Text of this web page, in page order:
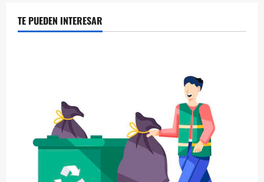
TE PUEDEN INTERESAR